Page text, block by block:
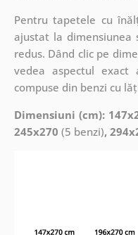
Pentru tapetele cu
ajustat la dimensiunea
redus. Dând clic pe
vedea aspectul exact
compuse din benzi cu
Dimensiuni (cm):
245x270 (5 benzi),